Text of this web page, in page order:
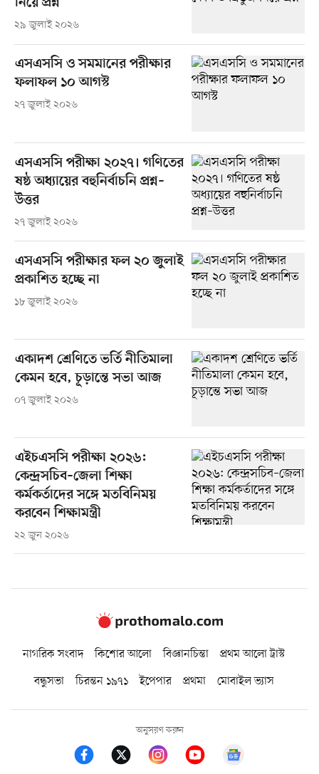
নিয়ে প্রশ্ন
২৯ জুলাই ২০২৬
এসএসসি ও সমমানের পরীক্ষার
ফলাফল ১০ আগস্ট
২৭ জুলাই ২০২৬
এসএসসি পরীক্ষা ২০২৭। গণিতের
ষষ্ঠ অধ্যায়ের বহুনির্বাচনি প্রশ্ন–
উত্তর
২৭ জুলাই ২০২৬
এসএসসি পরীক্ষার ফল ২০ জুলাই
প্রকাশিত হচ্ছে না
১৮ জুলাই ২০২৬
একাদশ শ্রেণিতে ভর্তি নীতিমালা
কেমন হবে, চূড়ান্তে সভা আজ
০৭ জুলাই ২০২৬
এইচএসসি পরীক্ষা ২০২৬:
কেন্দ্রসচিব–জেলা শিক্ষা
কর্মকর্তাদের সঙ্গে মতবিনিময়
করবেন শিক্ষামন্ত্রী
২২ জুন ২০২৬
নাগরিক সংবাদ কিশোর আলো বিজ্ঞানচিন্তা
প্রথম আলো ট্রাস্ট
বন্ধুসভা
চিরন্তন ১৯৭১ ইপেপার প্রথমা মোবাইল ভ্যাস
অনুসরণ করুন